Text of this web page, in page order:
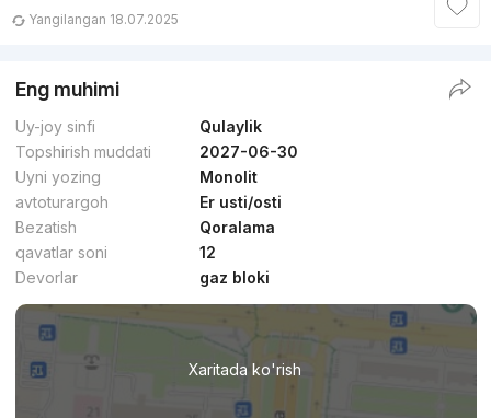
Yangilangan 18.07.2025
Eng muhimi
Uy-joy sinfi
Qulaylik
Topshirish muddati
2027-06-30
Uyni yozing
Monolit
avtoturargoh
Er usti/osti
Bezatish
Qoralama
qavatlar soni
12
Devorlar
gaz bloki
Xaritada ko'rish